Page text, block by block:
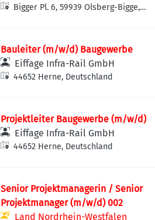
(m/w/d)
Bigger Pl. 6, 59939 Olsberg-Bigge,
Bauleiter (m/w/d) Baugewerbe
Eiffage Infra-Rail GmbH
44652 Herne, Deutschland
Projektleiter Baugewerbe (m/w/d)
Eiffage Infra-Rail GmbH
44652 Herne, Deutschland
Senior Projektmanagerin / Senior
Projektmanager (m/w/d) 002
Land Nordrhein-Westfalen